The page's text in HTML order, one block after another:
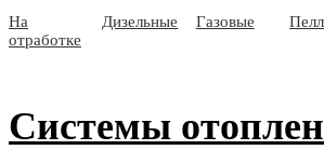
На
отработке
Дизельные Газовые
Системы